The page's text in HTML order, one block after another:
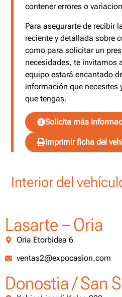
contener errores o
Para asegurarte de recibir
reciente y detallada sobre
como para solicitar un
necesidades, te invitamos
equipo estará encantado
información que necesites
que tengas.
Solicita más
Imprimir ficha del
Interior del
Lasarte – Oria
Oria Etorbidea 6
ventas2@expocasion.com
Donostia / San